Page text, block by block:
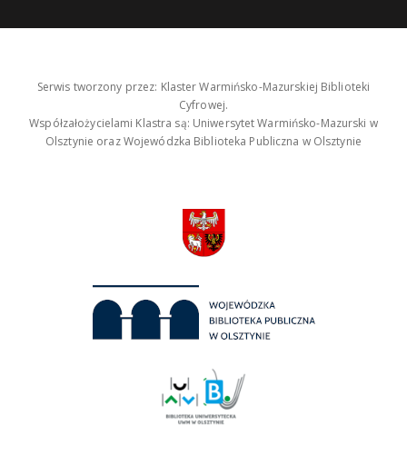
Serwis tworzony przez: Klaster Warmińsko-Mazurskiej Biblioteki
Cyfrowej.
Współzałożycielami Klastra są: Uniwersytet Warmińsko-Mazurski w
Olsztynie oraz Wojewódzka Biblioteka Publiczna w Olsztynie